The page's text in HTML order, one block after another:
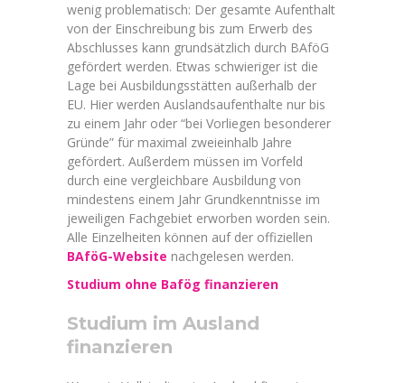
wenig problematisch: Der gesamte Aufenthalt
von der Einschreibung bis zum Erwerb des
Abschlusses kann grundsätzlich durch BAföG
gefördert werden. Etwas schwieriger ist die
Lage bei Ausbildungsstätten außerhalb der
EU. Hier werden Auslandsaufenthalte nur bis
zu einem Jahr oder “bei Vorliegen besonderer
Gründe” für maximal zweieinhalb Jahre
gefördert. Außerdem müssen im Vorfeld
durch eine vergleichbare Ausbildung von
mindestens einem Jahr Grundkenntnisse im
jeweiligen Fachgebiet erworben worden sein.
Alle Einzelheiten können auf der offiziellen
BAföG-Website nachgelesen werden.
Studium ohne Bafög finanzieren
Studium im Ausland
finanzieren